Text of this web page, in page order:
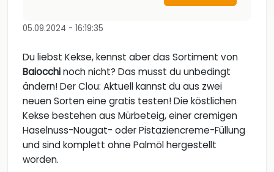
05.09.2024 - 16:19:35
Du liebst Kekse, kennst aber das Sortiment von
Baiocchinoch nicht? Das musst du unbedingt
ändern! Der Clou: Aktuell kannst du aus zwei
neuen Sorten eine gratis testen! Die köstlichen
Kekse bestehen aus Mürbeteig, einer cremigen
Haselnuss-Nougat- oder Pistaziencreme-Füllung
und sind komplett ohne Palmöl hergestellt
worden.